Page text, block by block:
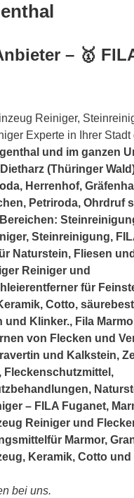
– 🥇
Reiniger,
Experte in Ihrer
und im ganzen
(Thüringer
, Herrenhof,
Petriroda, Ohrdruf
Steinreinigung,
Naturstein, Fliesen
Reiniger und
für
Cotto,
und Klinker., Fila
von Flecken und
und Kalkstein,
Fleckenschutzmittel,
– FILA Fuganet,
Reiniger und
Marmor,
Keramik, Cotto und
bei uns.